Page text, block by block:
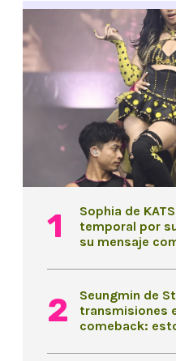
Sophia de
temporal por
su mensaje
Seungmin de
transmisiones
comeback: